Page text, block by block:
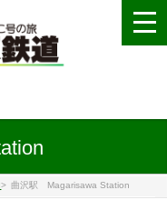
> 曲沢駅 Magarisawa Station